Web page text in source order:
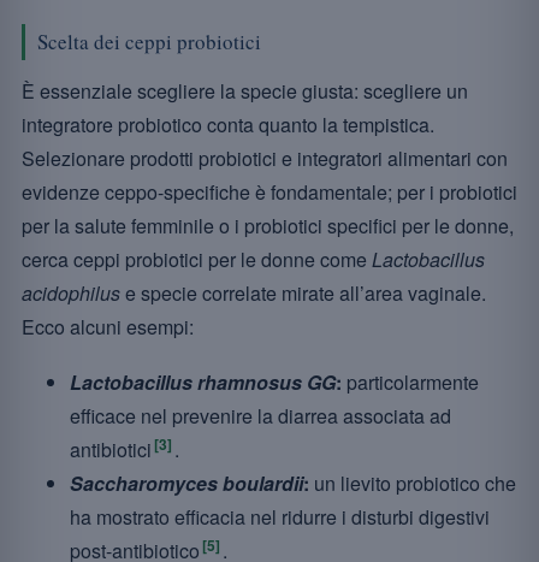
Scelta dei ceppi probiotici
È essenziale scegliere la specie giusta: scegliere un
integratore probiotico conta quanto la tempistica.
Selezionare prodotti probiotici e integratori alimentari con
evidenze ceppo-specifiche è fondamentale; per i probiotici
per la salute femminile o i probiotici specifici per le donne,
cerca ceppi probiotici per le donne come Lactobacillus
acidophiluse specie correlate mirate all’area vaginale.
Ecco alcuni esempi:
Lactobacillus rhamnosus GG: particolarmente
efficace nel prevenire la diarrea associata ad
antibiotici [3] .
Saccharomyces boulardii: un lievito probiotico che
ha mostrato efficacia nel ridurre i disturbi digestivi
post-antibiotico [5] .